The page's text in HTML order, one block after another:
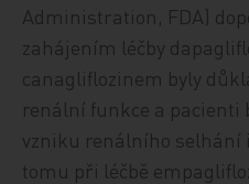
Administration, FDA)
zahájením léčby
canagliflozinem byly
renální funkce a pacienti
vzniku renálního selhání
tomu při léčbě